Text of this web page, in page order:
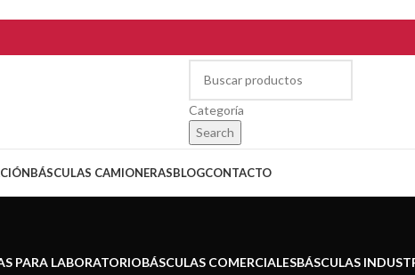
Categoría
Search
BÁSCULAS CAMIONERASBLOGCONTACTO
PARA LABORATORIOBÁSCULAS COMERCIALESBÁSCULAS